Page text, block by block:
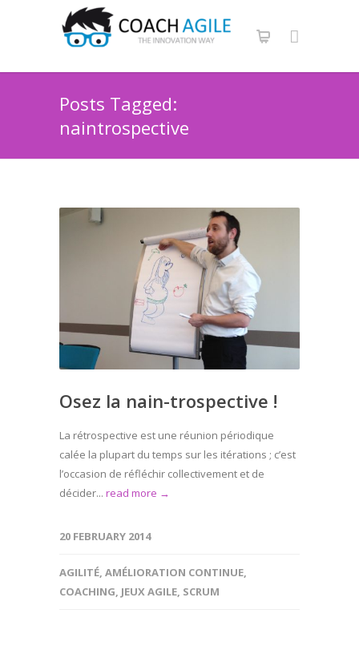
Posts Tagged:
naintrospective
Osez la nain-trospective !
La rétrospective est une réunion périodique
calée la plupart du temps sur les itérations ; c’est
l’occasion de réfléchir collectivement et de
décider... read more →
20 FEBRUARY 2014
AGILITÉ AMÉLIORATION CONTINUE
COACHING JEUX AGILE SCRUM